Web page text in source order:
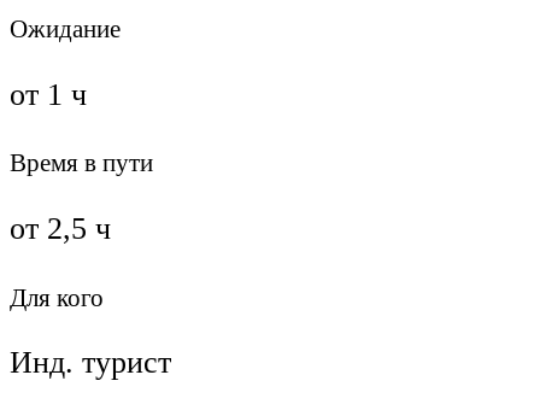
Ожидание
от 1 ч
Время в пути
от 2,5 ч
Для кого
Инд. турист